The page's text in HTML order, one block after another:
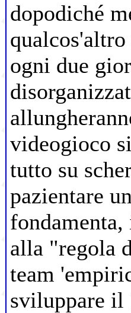
dopodiché
ogni due
videogioco
tutto su
pazientare
alla "regola
team
sviluppare il